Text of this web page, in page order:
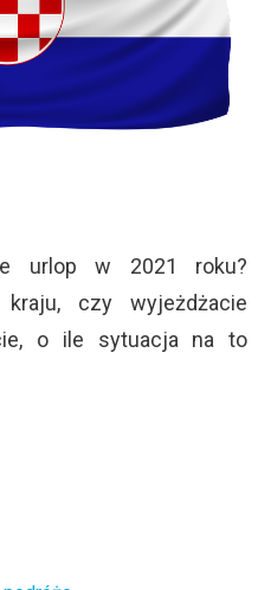
urlop w 2021 roku?
czy wyjeżdżacie
o ile sytuacja na to